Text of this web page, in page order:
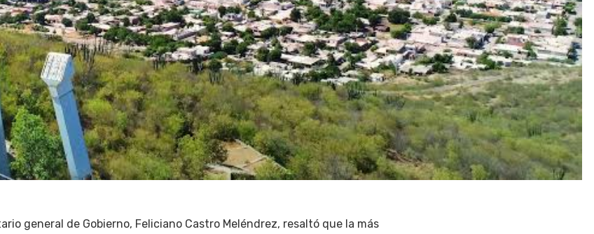
general de Gobierno, Feliciano Castro Meléndrez, resaltó que la más